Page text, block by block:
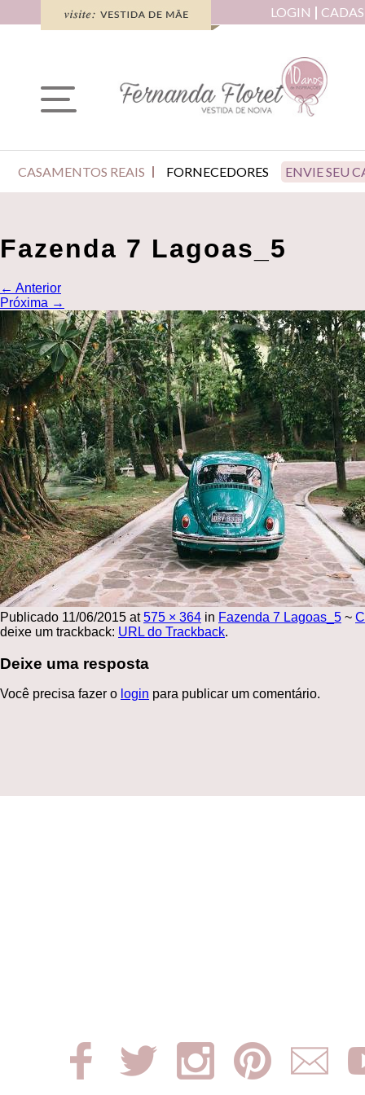
LOGIN
CASAMENTOS REAIS FORNECEDORES ENVIE SEU
Fazenda 7 Lagoas_5
← Anterior
Próxima →
Publicado 11/06/2015 at575 × 364 in Fazenda 7 Lagoas_5 ~
deixe um trackback: URL do Trackback.
Deixe uma resposta
Você precisa fazer o login para publicar um comentário.